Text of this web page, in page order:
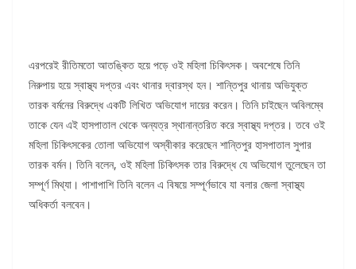
এরপরেই রীতিমতো আতঙ্কিত হয়ে পড়ে ওই মহিলা চিকিৎসক। অবশেষে তিনি
নিরুপায় হয়ে স্বাস্থ্য দপ্তর এবং থানার দ্বারস্থ হন। শান্তিপুর থানায় অভিযুক্ত
তারক বর্মনের বিরুদ্ধে একটি লিখিত অভিযোগ দায়ের করেন। তিনি চাইছেন অবিলম্বে
তাকে যেন এই হাসপাতাল থেকে অন্যত্র স্থানান্তরিত করে স্বাস্থ্য দপ্তর। তবে ওই
মহিলা চিকিৎসকের তোলা অভিযোগ অস্বীকার করেছেন শান্তিপুর হাসপাতাল সুপার
তারক বর্মন। তিনি বলেন, ওই মহিলা চিকিৎসক তার বিরুদ্ধে যে অভিযোগ তুলেছেন তা
সম্পূর্ণ মিথ্যা। পাশাপাশি তিনি বলেন এ বিষয়ে সম্পূর্ণভাবে যা বলার জেলা স্বাস্থ্য
অধিকর্তা বলবেন।